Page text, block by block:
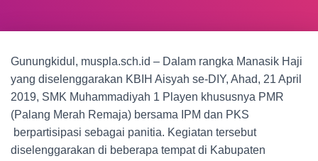
Gunungkidul, muspla.sch.id – Dalam rangka Manasik Haji
yang diselenggarakan KBIH Aisyah se-DIY, Ahad, 21 April
2019, SMK Muhammadiyah 1 Playen khususnya PMR
(Palang Merah Remaja) bersama IPM dan PKS
berpartisipasi sebagai panitia. Kegiatan tersebut
diselenggarakan di beberapa tempat di Kabupaten